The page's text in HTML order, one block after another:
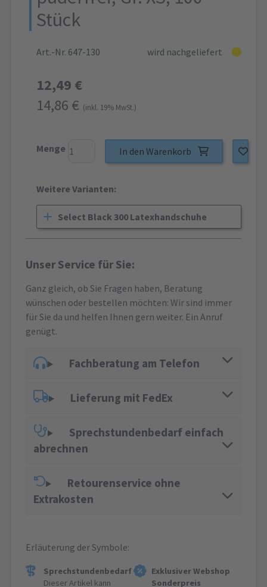
Stück
Art.-Nr. 647-130 wird nachgeliefert
12,49 €
14,86 € (inkl. 19% MwSt.)
Menge In den Warenkorb
Weitere Varianten:
Select Black 300 Latexhandschuhe
Unser Service für Sie:
Ganz gleich, ob Sie Fragen haben, Beratung
wünschen oder bestellen möchten: Wir sind immer
für Sie da und helfen Ihnen gern weiter. Ein Anruf
genügt.
Fachberatung am Telefon
Lieferung mit FedEx
Sprechstundenbedarf einfach
abrechnen
Retourenservice ohne
Extrakosten
Erläuterung der Symbole:
Sprechstundenbedarf
Dieser Artikel kann
Exklusiver Webshop
Sonderpreis